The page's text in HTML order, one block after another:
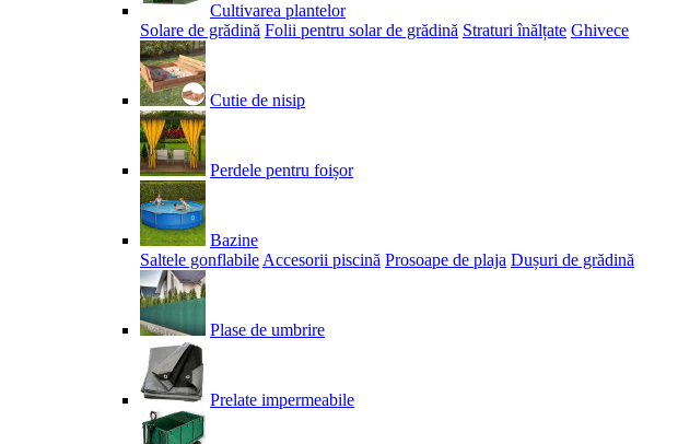
Cultivarea plantelor
Solare de grădină Folii pentru solar de grădină Straturi înălțate Ghivece
Cutie de nisip
Perdele pentru foișor
Bazine
Saltele gonflabile Accesorii piscină Prosoape de plaja Dușuri de grădină
Plase de umbrire
Prelate impermeabile